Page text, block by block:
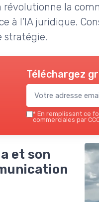
la
à l’IA juridique.
stratégie.
Téléchargez
* En remplissant ce
commerciales par
et son